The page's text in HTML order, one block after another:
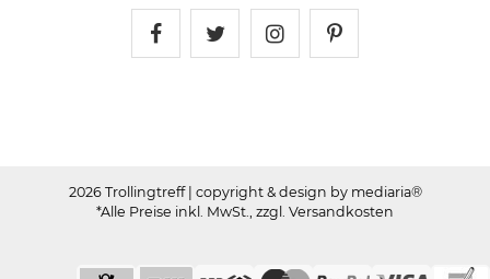
2026 Trollingtreff | copyright & design by mediaria®
*Alle Preise inkl. MwSt., zzgl. Versandkosten